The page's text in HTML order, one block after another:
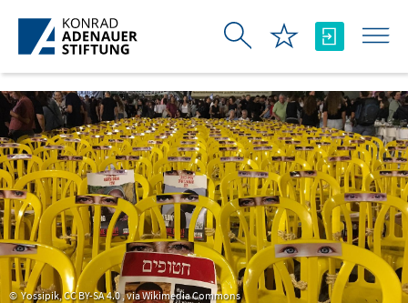
Skip to Main Content
Yossipik, CC BY-SA 4.0, via Wikimedia Commons